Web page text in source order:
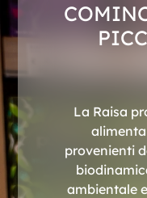
La Raisa
provenienti
ambientale